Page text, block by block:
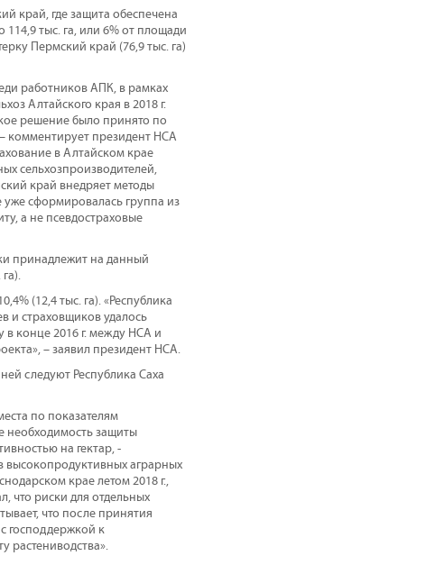
край, где защита обеспечена
114,9 тыс. га, или 6% от площади
Пермский край (76,9 тыс. га)
работников АПК, в рамках
Алтайского края в 2018 г.
решение было принято по
комментирует президент НСА
в Алтайском крае
сельхозпроизводителей,
край внедряет методы
уже сформировалась группа из
а не псевдостраховые
принадлежит на данный
(12,4 тыс. га). «Республика
и страховщиков удалось
в конце 2016 г. между НСА и
– заявил президент НСА.
следуют Республика Саха
по показателям
необходимость защиты
на гектар, -
высокопродуктивных аграрных
крае летом 2018 г.,
что риски для отдельных
что после принятия
господдержкой к
растениводства».